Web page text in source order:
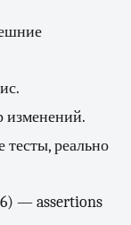
реально
— assertions